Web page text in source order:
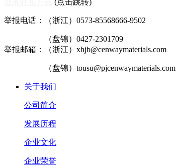
(点击跳转)
举报电话：（浙江）0573-85568666-9502
（盘锦）0427-2301709
举报邮箱：（浙江）xhjb@cenwaymaterials.com
（盘锦）tousu@pjcenwaymaterials.com
关于我们
公司简介
发展历程
企业文化
企业荣誉